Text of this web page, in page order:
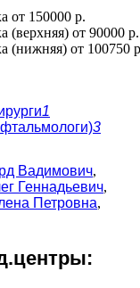
от 150000 р.
(верхняя) от 90000 р.
(нижняя) от 100750
1
3
Вадимович,
Геннадьевич,
Петровна,